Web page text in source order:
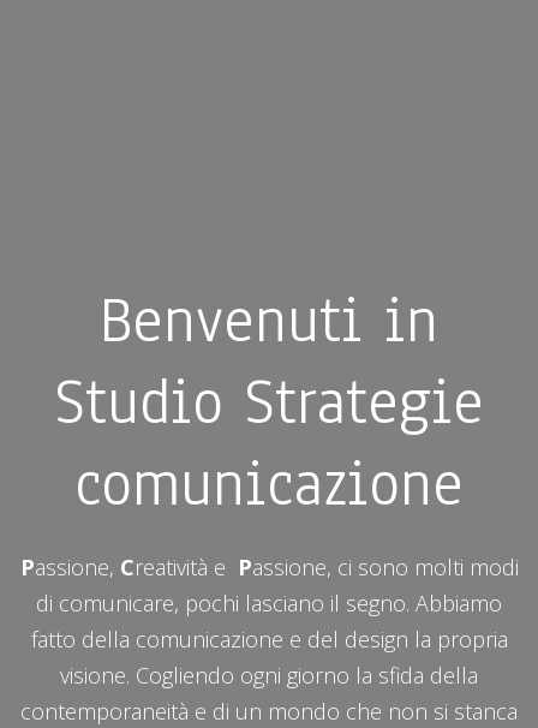
Benvenuti in
Studio Strategie
comunicazione
Passione, Creatività e Passione, ci sono molti modi
di comunicare, pochi lasciano il segno. Abbiamo
fatto della comunicazione e del design la propria
visione. Cogliendo ogni giorno la sfida della
contemporaneità e di un mondo che non si stanca